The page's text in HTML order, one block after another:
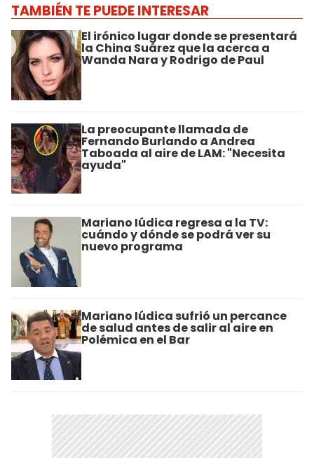
TAMBIÉN TE PUEDE INTERESAR
El irónico lugar donde se presentará
la China Suárez que la acerca a
Wanda Nara y Rodrigo de Paul
La preocupante llamada de
Fernando Burlando a Andrea
Taboada al aire de LAM: "Necesita
ayuda"
Mariano Iúdica regresa a la TV:
cuándo y dónde se podrá ver su
nuevo programa
Mariano Iúdica sufrió un percance
de salud antes de salir al aire en
Polémica en el Bar